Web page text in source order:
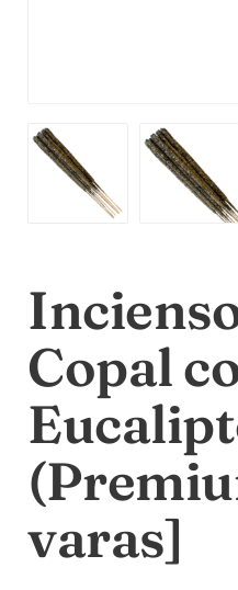
Copal
varas]